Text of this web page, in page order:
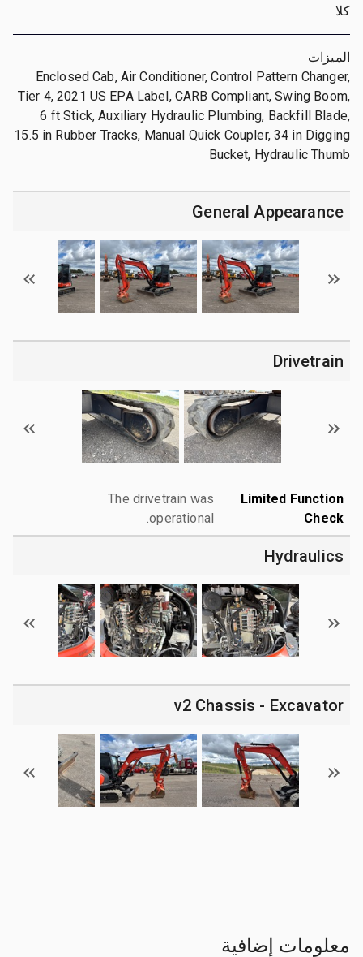
كلا
الميزات
Enclosed Cab, Air Conditioner, Control Pattern Changer,
Tier 4, 2021 US EPA Label, CARB Compliant, Swing Boom,
6 ft Stick, Auxiliary Hydraulic Plumbing, Backfill Blade,
15.5 in Rubber Tracks, Manual Quick Coupler, 34 in Digging
Bucket, Hydraulic Thumb
General Appearance
Drivetrain
Limited Function
Check
The drivetrain was
operational.
Hydraulics
v2 Chassis - Excavator
معلومات إضافية